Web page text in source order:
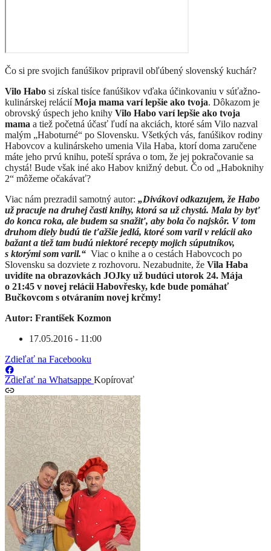
Čo si pre svojich fanúšikov pripravil obľúbený slovenský kuchár?
Vilo Habo si získal tisíce fanúšikov vďaka účinkovaniu v súťažno-
kulinárskej reláciíMoja mama varí lepšie ako tvoja. Dôkazom je
obrovský úspech jeho knihy Vilo Habo varí lepšie ako tvoja
mama a tiež početná účasť ľudí na akciách, ktoré sám Vilo nazval
malým „Haboturné“ po Slovensku. Všetkých vás, fanúšikov rodiny
Habovcov a kulinárskeho umenia Vila Haba, ktorí doma zaručene
máte jeho prvú knihu, poteší správa o tom, že jej pokračovanie sa
chystá! Bude však iné ako Habov knižný debut. Čo od „Haboknihy
2“ môžeme očakávať?
Viac nám prezradil samotný autor: „Divákovi odkazujem, že Habo
už pracuje na druhej časti knihy, ktorá sa už chystá. Mala by byť
do konca roka, ale budem sa snažiť, aby bola čo najskôr. V tom
druhom diely budú tie ťažšie jedlá, ktoré som varil v relácii ako
bažant a tiež tam budú niektoré recepty mojich súputníkov,
s ktorými som varil.“ Viac o knihe a o cestách Habovcoch po
Slovensku sa dozviete z rozhovoru. Nezabudnite, že Vila Haba
uvidíte na obrazovkách JOJky už budúci utorok 24. Mája
o 21:45 v novej relácii Habovřesky, kde bude pomáhať
Bučkovcom s otváraním novej krčmy!
Autor: František Kozmon
17.05.2016 - 11:00
Zdieľať na Facebooku
Zdieľať na Whatsappe Kopírovať